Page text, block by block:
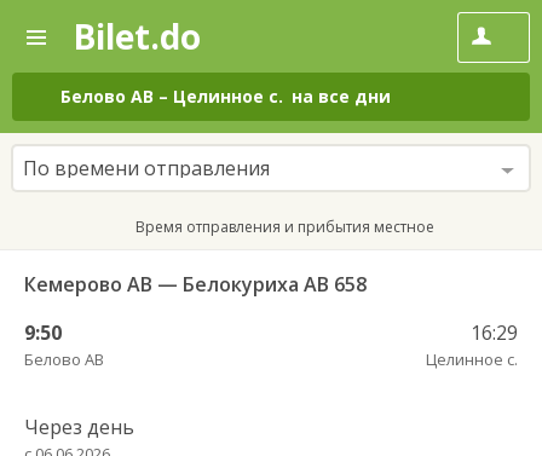
—
Поиск
и
покупка
билетов
на
автобус
онлайн
Bilet.do
Белово АВ – Целинное с. на все дни
По времени отправления
Время отправления и прибытия местное
Кемерово АВ — Белокуриха АВ 658
9:50
Белово АВ
16:29
Целинное с.
Через день